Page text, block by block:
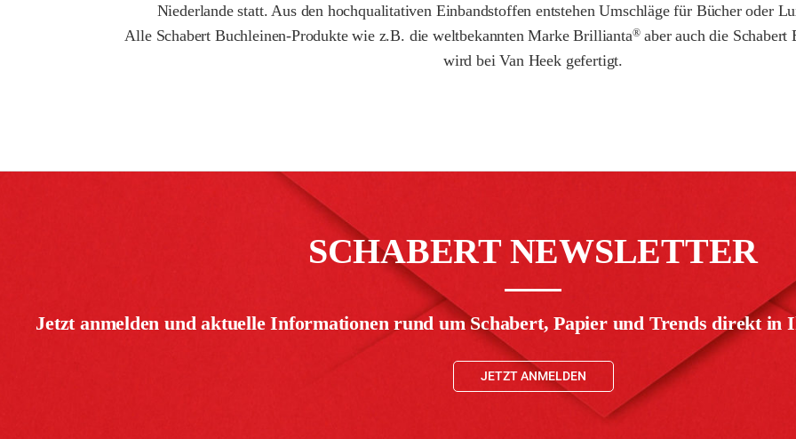
Niederlande statt. Aus den hochqualitativen Einbandstoffen entstehen Umschläge für Bücher oder
Alle Schabert Buchleinen-Produkte wie z.B. die weltbekannten Marke Brillianta®aber auch die Schabert
wird bei Van Heek gefertigt.
SCHABERT NEWSLETTER
Jetzt anmelden und aktuelle Informationen rund um Schabert, Papier und Trends direkt in
JETZT ANMELDEN